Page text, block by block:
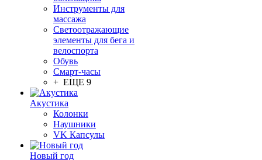
Инструменты для
массажа
Светоотражающие
элементы для бега и
велоспорта
Обувь
Смарт-часы
+ ЕЩЕ 9
Акустика
Колонки
Наушники
VK Капсулы
Новый год